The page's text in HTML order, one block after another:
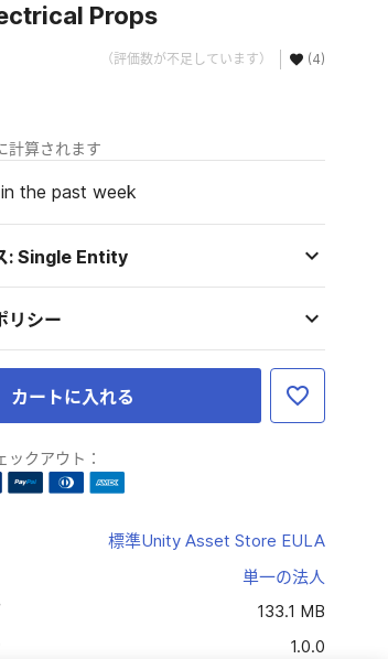
Props
（評価数が不足しています） (4)
計算されます
the past week
: Single Entity
リシー
カートに入れる
ックアウト：
標準Unity Asset Store EULA
単一の法人
133.1 MB
1.0.0